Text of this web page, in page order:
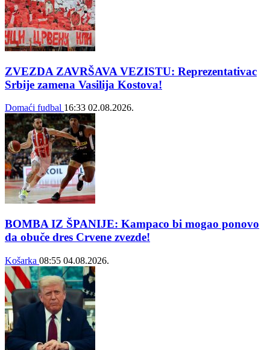
ZVEZDA ZAVRŠAVA VEZISTU: Reprezentativac
Srbije zamena Vasilija Kostova!
Domaći fudbal 16:33 02.08.2026.
BOMBA IZ ŠPANIJE: Kampaco bi mogao ponovo
da obuče dres Crvene zvezde!
Košarka 08:55 04.08.2026.